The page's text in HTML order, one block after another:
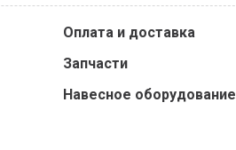
Оплата и доставка
Запчасти
Навесное оборудование